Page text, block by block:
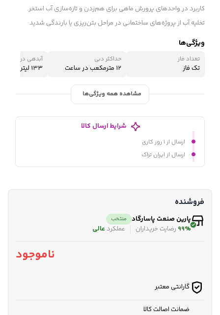
کاربرد در واحدهای پرورش ماهی برای هم‌زدن و تازه‌سازی آب استخر.
تخلیه آب از پروژه‌های ساختمانی در مراحل بتن‌ریزی یا بارندگی شدید
ویژگی‌ها
تعداد فاز
تک فاز
حداکثر دبی
12 مترمکعب در ساعت
آبدهی در نقطه
133 لیتر در دقیقه
مشاهده همه ویژگی‌ها
شرایط ارسال کالا
ارسال از ۱ روز کاری
ارسال از ایران تراک
فروشنده
پارین صنعت پاسارگاد منتخب
99% رضایت خریداران عملکرد عالی
ناموجود
گارانتی معتبر
ضمانت اصالت کالا